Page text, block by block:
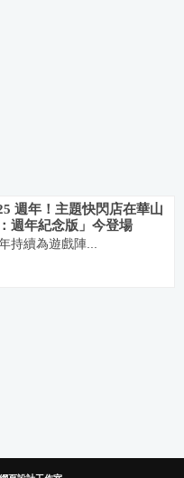
週年！主題快閃店在華山
週年紀念版」今登場
持續為遊戲陣...